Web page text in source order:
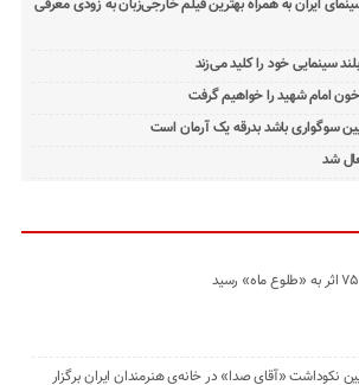
ایران به همراه بهترین فیلم خارجی‌زبان به زودی معرفی
سینمایی خود را کلید می‌زند
امام شهید را خواهیم گرفت
سوگواری باشد بدرقه یک آرمان است
شد
ماه» رسید
نکوداشت «آقای صدا» در خانه‌ی هنرمندان ایران برگزار